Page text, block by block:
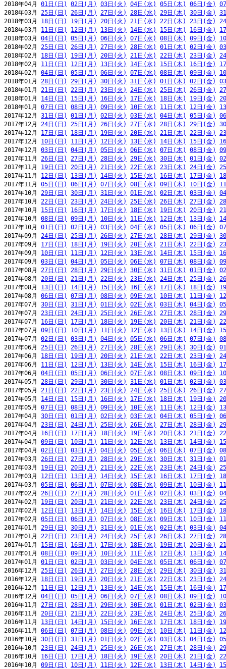
2018年04月 01日(日) 02日(月) 03日(火) 04日(水) 05日(木) 06日(金)
2018年03月 25日(日) 26日(月) 27日(火) 28日(水) 29日(木) 30日(金)
2018年03月 18日(日) 19日(月) 20日(火) 21日(水) 22日(木) 23日(金)
2018年03月 11日(日) 12日(月) 13日(火) 14日(水) 15日(木) 16日(金)
2018年03月 04日(日) 05日(月) 06日(火) 07日(水) 08日(木) 09日(金)
2018年02月 25日(日) 26日(月) 27日(火) 28日(水) 01日(木) 02日(金)
2018年02月 18日(日) 19日(月) 20日(火) 21日(水) 22日(木) 23日(金)
2018年02月 11日(日) 12日(月) 13日(火) 14日(水) 15日(木) 16日(金)
2018年02月 04日(日) 05日(月) 06日(火) 07日(水) 08日(木) 09日(金)
2018年01月 28日(日) 29日(月) 30日(火) 31日(水) 01日(木) 02日(金)
2018年01月 21日(日) 22日(月) 23日(火) 24日(水) 25日(木) 26日(金)
2018年01月 14日(日) 15日(月) 16日(火) 17日(水) 18日(木) 19日(金)
2018年01月 07日(日) 08日(月) 09日(火) 10日(水) 11日(木) 12日(金)
2017年12月 31日(日) 01日(月) 02日(火) 03日(水) 04日(木) 05日(金)
2017年12月 24日(日) 25日(月) 26日(火) 27日(水) 28日(木) 29日(金)
2017年12月 17日(日) 18日(月) 19日(火) 20日(水) 21日(木) 22日(金)
2017年12月 10日(日) 11日(月) 12日(火) 13日(水) 14日(木) 15日(金)
2017年12月 03日(日) 04日(月) 05日(火) 06日(水) 07日(木) 08日(金)
2017年11月 26日(日) 27日(月) 28日(火) 29日(水) 30日(木) 01日(金)
2017年11月 19日(日) 20日(月) 21日(火) 22日(水) 23日(木) 24日(金)
2017年11月 12日(日) 13日(月) 14日(火) 15日(水) 16日(木) 17日(金)
2017年11月 05日(日) 06日(月) 07日(火) 08日(水) 09日(木) 10日(金)
2017年10月 29日(日) 30日(月) 31日(火) 01日(水) 02日(木) 03日(金)
2017年10月 22日(日) 23日(月) 24日(火) 25日(水) 26日(木) 27日(金)
2017年10月 15日(日) 16日(月) 17日(火) 18日(水) 19日(木) 20日(金)
2017年10月 08日(日) 09日(月) 10日(火) 11日(水) 12日(木) 13日(金)
2017年10月 01日(日) 02日(月) 03日(火) 04日(水) 05日(木) 06日(金)
2017年09月 24日(日) 25日(月) 26日(火) 27日(水) 28日(木) 29日(金)
2017年09月 17日(日) 18日(月) 19日(火) 20日(水) 21日(木) 22日(金)
2017年09月 10日(日) 11日(月) 12日(火) 13日(水) 14日(木) 15日(金)
2017年09月 03日(日) 04日(月) 05日(火) 06日(水) 07日(木) 08日(金)
2017年08月 27日(日) 28日(月) 29日(火) 30日(水) 31日(木) 01日(金)
2017年08月 20日(日) 21日(月) 22日(火) 23日(水) 24日(木) 25日(金)
2017年08月 13日(日) 14日(月) 15日(火) 16日(水) 17日(木) 18日(金)
2017年08月 06日(日) 07日(月) 08日(火) 09日(水) 10日(木) 11日(金)
2017年07月 30日(日) 31日(月) 01日(火) 02日(水) 03日(木) 04日(金)
2017年07月 23日(日) 24日(月) 25日(火) 26日(水) 27日(木) 28日(金)
2017年07月 16日(日) 17日(月) 18日(火) 19日(水) 20日(木) 21日(金)
2017年07月 09日(日) 10日(月) 11日(火) 12日(水) 13日(木) 14日(金)
2017年07月 02日(日) 03日(月) 04日(火) 05日(水) 06日(木) 07日(金)
2017年06月 25日(日) 26日(月) 27日(火) 28日(水) 29日(木) 30日(金)
2017年06月 18日(日) 19日(月) 20日(火) 21日(水) 22日(木) 23日(金)
2017年06月 11日(日) 12日(月) 13日(火) 14日(水) 15日(木) 16日(金)
2017年06月 04日(日) 05日(月) 06日(火) 07日(水) 08日(木) 09日(金)
2017年05月 28日(日) 29日(月) 30日(火) 31日(水) 01日(木) 02日(金)
2017年05月 21日(日) 22日(月) 23日(火) 24日(水) 25日(木) 26日(金)
2017年05月 14日(日) 15日(月) 16日(火) 17日(水) 18日(木) 19日(金)
2017年05月 07日(日) 08日(月) 09日(火) 10日(水) 11日(木) 12日(金)
2017年04月 30日(日) 01日(月) 02日(火) 03日(水) 04日(木) 05日(金)
2017年04月 23日(日) 24日(月) 25日(火) 26日(水) 27日(木) 28日(金)
2017年04月 16日(日) 17日(月) 18日(火) 19日(水) 20日(木) 21日(金)
2017年04月 09日(日) 10日(月) 11日(火) 12日(水) 13日(木) 14日(金)
2017年04月 02日(日) 03日(月) 04日(火) 05日(水) 06日(木) 07日(金)
2017年03月 26日(日) 27日(月) 28日(火) 29日(水) 30日(木) 31日(金)
2017年03月 19日(日) 20日(月) 21日(火) 22日(水) 23日(木) 24日(金)
2017年03月 12日(日) 13日(月) 14日(火) 15日(水) 16日(木) 17日(金)
2017年03月 05日(日) 06日(月) 07日(火) 08日(水) 09日(木) 10日(金)
2017年02月 26日(日) 27日(月) 28日(火) 01日(水) 02日(木) 03日(金)
2017年02月 19日(日) 20日(月) 21日(火) 22日(水) 23日(木) 24日(金)
2017年02月 12日(日) 13日(月) 14日(火) 15日(水) 16日(木) 17日(金)
2017年02月 05日(日) 06日(月) 07日(火) 08日(水) 09日(木) 10日(金)
2017年01月 29日(日) 30日(月) 31日(火) 01日(水) 02日(木) 03日(金)
2017年01月 22日(日) 23日(月) 24日(火) 25日(水) 26日(木) 27日(金)
2017年01月 15日(日) 16日(月) 17日(火) 18日(水) 19日(木) 20日(金)
2017年01月 08日(日) 09日(月) 10日(火) 11日(水) 12日(木) 13日(金)
2017年01月 01日(日) 02日(月) 03日(火) 04日(水) 05日(木) 06日(金)
2016年12月 25日(日) 26日(月) 27日(火) 28日(水) 29日(木) 30日(金)
2016年12月 18日(日) 19日(月) 20日(火) 21日(水) 22日(木) 23日(金)
2016年12月 11日(日) 12日(月) 13日(火) 14日(水) 15日(木) 16日(金)
2016年12月 04日(日) 05日(月) 06日(火) 07日(水) 08日(木) 09日(金)
2016年11月 27日(日) 28日(月) 29日(火) 30日(水) 01日(木) 02日(金)
2016年11月 20日(日) 21日(月) 22日(火) 23日(水) 24日(木) 25日(金)
2016年11月 13日(日) 14日(月) 15日(火) 16日(水) 17日(木) 18日(金)
2016年11月 06日(日) 07日(月) 08日(火) 09日(水) 10日(木) 11日(金)
2016年10月 30日(日) 31日(月) 01日(火) 02日(水) 03日(木) 04日(金)
2016年10月 23日(日) 24日(月) 25日(火) 26日(水) 27日(木) 28日(金)
2016年10月 16日(日) 17日(月) 18日(火) 19日(水) 20日(木) 21日(金)
2016年10月 09日(日) 10日(月) 11日(火) 12日(水) 13日(木) 14日(金)